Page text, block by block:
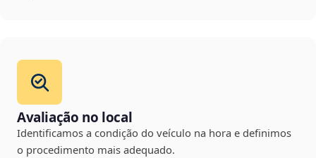
Avaliação no local
Identificamos a condição do veículo na hora e definimos
o procedimento mais adequado.